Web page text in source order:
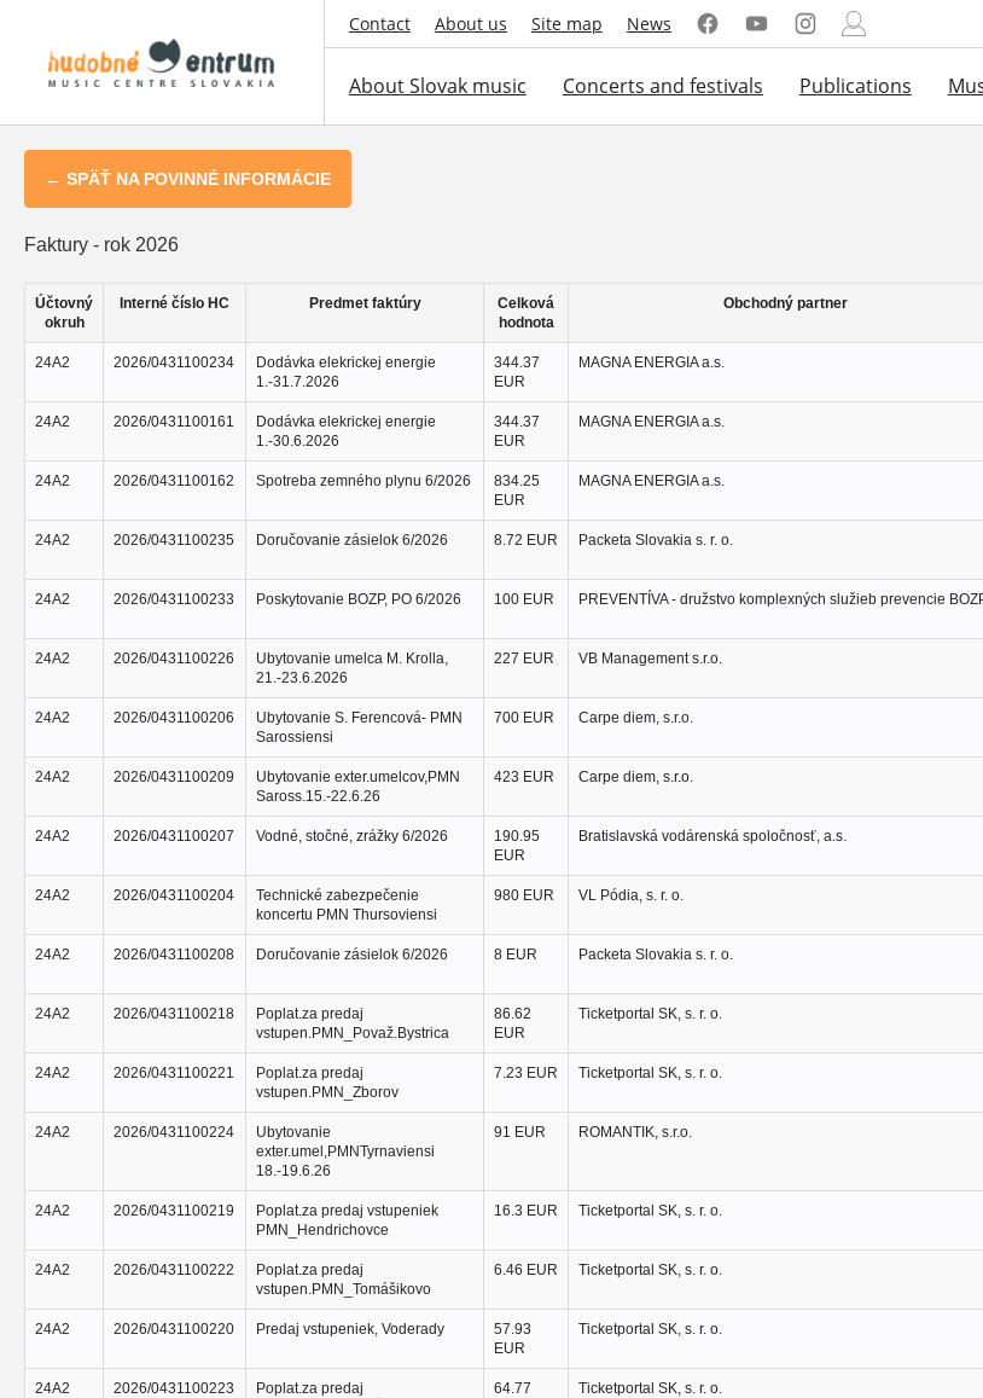
Contact About us Site map News
About Slovak music Concerts and festivals Publications
← SPÄŤ NA POVINNÉ INFORMÁCIE
Faktury - rok 2026
Účtovný
okruh
Interné číslo HC Predmet faktúry
Celková
hodnota
Obchodný partner
24A2 2026/0431100234
Dodávka elekrickej energie
1.-31.7.2026
344.37
EUR
MAGNA ENERGIA a.s.
24A2 2026/0431100161
Dodávka elekrickej energie
1.-30.6.2026
344.37
EUR
MAGNA ENERGIA a.s.
24A2 2026/0431100162 Spotreba zemného plynu 6/2026
834.25
EUR
MAGNA ENERGIA a.s.
24A2 2026/0431100235 Doručovanie zásielok 6/2026 8.72 EUR Packeta Slovakia s. r. o.
24A2 2026/0431100233 Poskytovanie BOZP, PO 6/2026 100 EUR PREVENTÍVA - družstvo komplexných služieb prevencie
24A2 2026/0431100226
Ubytovanie umelca M. Krolla,
21.-23.6.2026
227 EUR VB Management s.r.o.
24A2 2026/0431100206
Ubytovanie S. Ferencová- PMN
Sarossiensi
700 EUR Carpe diem, s.r.o.
24A2 2026/0431100209
Ubytovanie exter.umelcov,PMN
Saross.15.-22.6.26
423 EUR Carpe diem, s.r.o.
24A2 2026/0431100207 Vodné, stočné, zrážky 6/2026
190.95
EUR
Bratislavská vodárenská spoločnosť, a.s.
24A2 2026/0431100204
Technické zabezpečenie
koncertu PMN Thursoviensi
980 EUR VL Pódia, s. r. o.
24A2 2026/0431100208 Doručovanie zásielok 6/2026 8 EUR Packeta Slovakia s. r. o.
24A2 2026/0431100218
Poplat.za predaj
vstupen.PMN_Považ.Bystrica
86.62
EUR
Ticketportal SK, s. r. o.
24A2 2026/0431100221
Poplat.za predaj
vstupen.PMN_Zborov
7.23 EUR Ticketportal SK, s. r. o.
24A2 2026/0431100224
Ubytovanie
exter.umel,PMNTyrnaviensi
18.-19.6.26
91 EUR ROMANTIK, s.r.o.
24A2 2026/0431100219
Poplat.za predaj vstupeniek
PMN_Hendrichovce
16.3 EUR Ticketportal SK, s. r. o.
24A2 2026/0431100222
Poplat.za predaj
vstupen.PMN_Tomášikovo
6.46 EUR Ticketportal SK, s. r. o.
24A2 2026/0431100220 Predaj vstupeniek, Voderady
57.93
EUR
Ticketportal SK, s. r. o.
24A2 2026/0431100223
Poplat.za predaj
64.77
Ticketportal SK, s. r. o.